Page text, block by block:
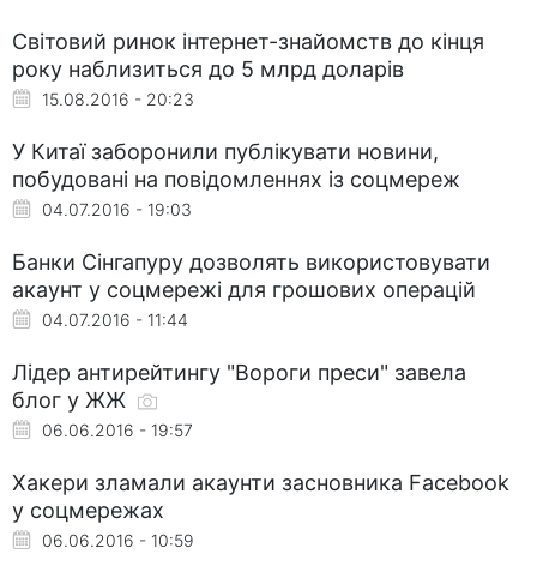
Світовий ринок інтернет-знайомств до кінця
року наблизиться до 5 млрд доларів
15.08.2016 - 20:23
У Китаї заборонили публікувати новини,
побудовані на повідомленнях із соцмереж
04.07.2016 - 19:03
Банки Сінгапуру дозволять використовувати
акаунт у соцмережі для грошових операцій
04.07.2016 - 11:44
Лідер антирейтингу "Вороги преси" завела
блог у ЖЖ
06.06.2016 - 19:57
Хакери зламали акаунти засновника Facebook
у соцмережах
06.06.2016 - 10:59